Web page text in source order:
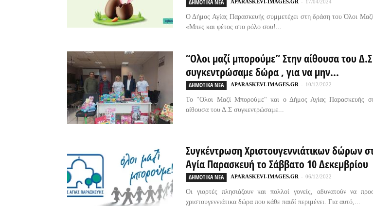
ΔΗΜΟΤΙΚΑ ΝΕΑ APARASKEVI-IMAGES.GR - 17/04/2024
Ο Δήμος Αγίας Παρασκευής συμμετέχει στη δράση του Όλοι
«Μπες και φέτος στο ρόλο σου!...
“Ολοι μαζί μπορούμε” Στην αίθουσα του Δ.Σ
συγκεντρώσαμε δώρα , για να μην...
ΔΗΜΟΤΙΚΑ ΝΕΑ APARASKEVI-IMAGES.GR - 10/12/2022
Το "Ολοι Μαζί Μπορούμε" και ο Δήμος Αγίας Παρασκευής
αίθουσα του Δ.Σ συγκεντρώσαμε...
Συγκέντρωση Χριστουγεννιάτικων δώρων
Αγία Παρασκευή το Σάββατο 10 Δεκεμβρίου
ΔΗΜΟΤΙΚΑ ΝΕΑ APARASKEVI-IMAGES.GR - 06/12/2022
Οι γιορτές πλησιάζουν και πολλοί γονείς, αδυνατούν να
χριστουγεννιάτικα δώρα που κάθε παιδί περιμένει. Για αυτό,...